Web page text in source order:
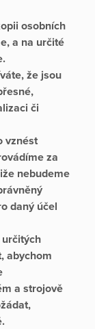
osobních
a na určité
že jsou
či
vznést
za
nebudeme
daný účel
určitých
abychom
a strojově